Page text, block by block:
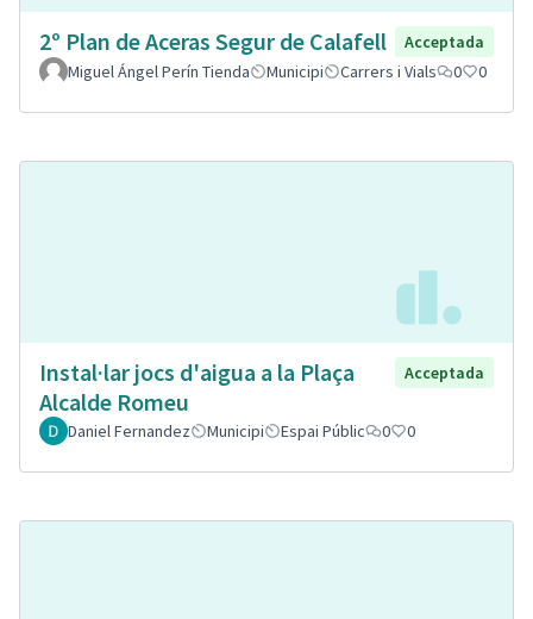
2º Plan de Aceras Segur de Calafell
Acceptada
Miguel Ángel Perín Tienda
Municipi Carrers i Vials 0 0
Instal·lar jocs d'aigua a la Plaça
Alcalde Romeu
Acceptada
Daniel Fernandez Municipi Espai Públic 0 0